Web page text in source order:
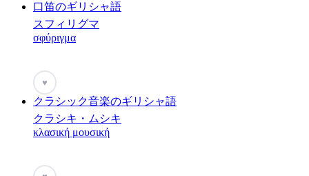
口笛のギリシャ語
スフィリグマ
σφύριγμα
♥
クラシック音楽のギリシャ語
クラシキ・ムシキ
κλασική μουσική